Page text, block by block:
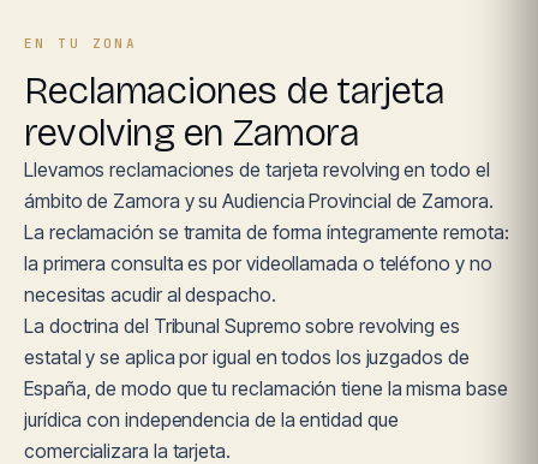
EN TU ZONA
Reclamaciones de tarjeta
revolving en Zamora
Llevamos reclamaciones de tarjeta revolving en todo el
ámbito de Zamora y su Audiencia Provincial de Zamora.
La reclamación se tramita de forma íntegramente remota:
la primera consulta es por videollamada o teléfono y no
necesitas acudir al despacho.
La doctrina del Tribunal Supremo sobre revolving es
estatal y se aplica por igual en todos los juzgados de
España, de modo que tu reclamación tiene la misma base
jurídica con independencia de la entidad que
comercializara la tarjeta.